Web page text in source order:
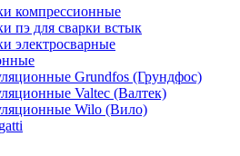
компрессионные
пэ для сварки встык
электросварные
Grundfos (Грундфос)
Valtec (Валтек)
Wilo (Вило)